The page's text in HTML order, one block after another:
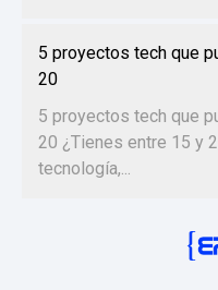
5 proyectos tech que
20
5 proyectos tech que
20 ¿Tienes entre 15 y
tecnología,...